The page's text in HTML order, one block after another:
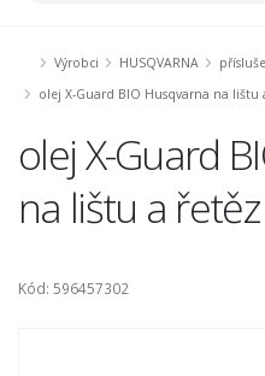
Výrobci HUSQVARNA
olej X-Guard BIO Husqvarna na lištu
olej X-Guard
na lištu a
Kód: 596457302